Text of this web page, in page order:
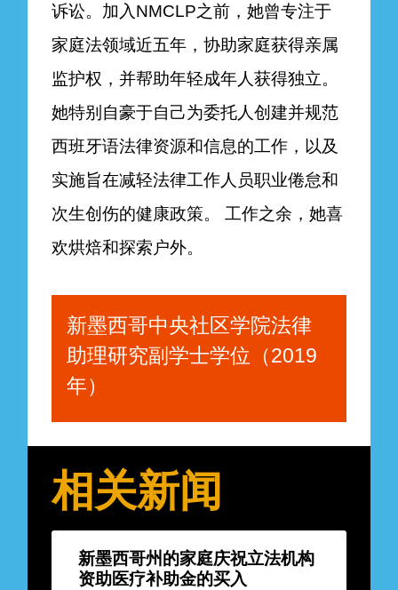
诉讼。加入NMCLP之前，她曾专注于
家庭法领域近五年，协助家庭获得亲属
监护权，并帮助年轻成年人获得独立。
她特别自豪于自己为委托人创建并规范
西班牙语法律资源和信息的工作，以及
实施旨在减轻法律工作人员职业倦怠和
次生创伤的健康政策。 工作之余，她喜
欢烘焙和探索户外。
新墨西哥中央社区学院法律
助理研究副学士学位（2019
年）
相关新闻
新墨西哥州的家庭庆祝立法机构
资助医疗补助金的买入